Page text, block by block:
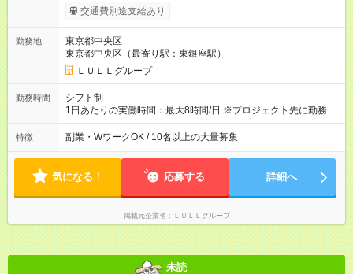
ます。 みなし残業代 21,675円／月 みなし残業時間 12時間／月 -
------------------------------------------------------- ≪経験者の方は以下と
万円～＋業績賞与＋交通費＋各種手当 ※固定残業代（30時間/6
万6，610円分）を含む。超過分は追加支給いたします 能力やス
キルを考慮し初任給を決定。経験者の方は前給考慮も可能で
す！ ◎昇給年1回（研修終了後） ◎賞与年2回（2月・8月）＋業
績賞与あり ◤スキルアップも、収入アップも。◢ 入社後の成長
や頑張りは、しっかり給与で還元しています。 実際にほぼ全員
上アップした社員も。 エンジニアへの還元率は業界高水準の
87％。 スキルを磨いた分だけ、収入アップも目指せる環境で
す！ 【試用期間】試用期間あり 試用期間の長さ：6ヶ月 ※ 雇用
形態と給与に、本採用時と異なる部分があります。 雇用形態：
中途採用（契約社員） 給与：月給 230,000円以上 上記額にはみ
なし残業代を含みます。※超過分は全額支給いたします。 みな
別途支給いたします ※研修期間中（最大12ヶ月間）も、試用期
交通費別途支給あり
勤務地
東京都中央区
東京都中央区（最寄り駅：東銀座駅）
ＬＵＬＬグループ
勤務時間
シフト制
1日あたりの実働時間：最大8時間/日 ※プロジェクト先に勤務時
間は異なります 【シフト例】 ・10時00分～19時00分 ・9時00
分～18時00分 平均残業時間：月10時間以内
特徴 副業・WワークOK / 10名以上の大量募集
気になる！ 応募する 詳細へ
掲載元企業名 ＬＵＬＬグループ
未読